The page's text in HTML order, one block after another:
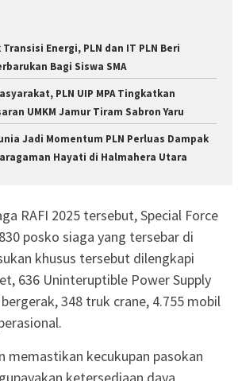
Energi, PLN dan IT PLN Beri
Bagi Siswa SMA
PLN UIP MPA Tingkatkan
UMKM Jamur Tiram Sabron Yaru
Jadi Momentum PLN Perluas Dampak
Hayati di Halmahera Utara
RAFI 2025 tersebut, Special Force
posko siaga yang tersebar di
khusus tersebut dilengkapi
636 Uninteruptible Power Supply
348 truk crane, 4.755 mobil
memastikan kecukupan pasokan